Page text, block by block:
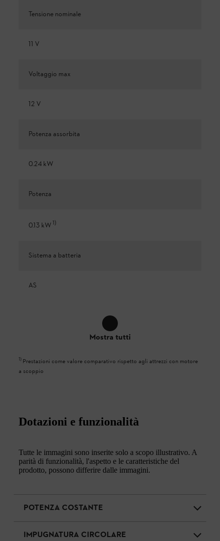
Tensione nominale
11 V
Voltaggio max
12 V
Potenza assorbita
0.24 kW
Potenza
0.13 kW1)
Sistema a batteria
AS
Mostra tutti
1) Prestazioni come valore comparativo rispetto agli attrezzi con motore
a scoppio
Dotazioni e funzionalità
Tutte le immagini sono inserite solo a scopo illustrativo. A
parità di funzionalità, l'aspetto e le caratteristiche del
prodotto, possono differire dalle immagini.
POTENZA COSTANTE
IMPUGNATURA CIRCOLARE